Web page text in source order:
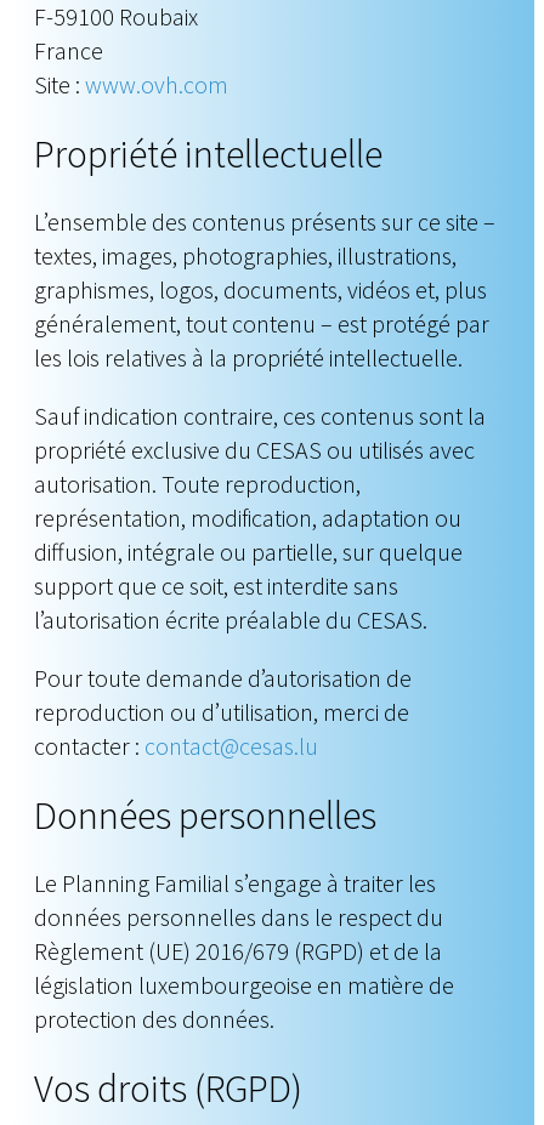
F-59100 Roubaix
France
Site : www.ovh.com
Propriété intellectuelle
L’ensemble des contenus présents sur ce site –
textes, images, photographies, illustrations,
graphismes, logos, documents, vidéos et, plus
généralement, tout contenu – est protégé par
les lois relatives à la propriété intellectuelle.
Sauf indication contraire, ces contenus sont la
propriété exclusive du CESAS ou utilisés avec
autorisation. Toute reproduction,
représentation, modification, adaptation ou
diffusion, intégrale ou partielle, sur quelque
support que ce soit, est interdite sans
l’autorisation écrite préalable du CESAS.
Pour toute demande d’autorisation de
reproduction ou d’utilisation, merci de
contacter : contact@cesas.lu
Données personnelles
Le Planning Familial s’engage à traiter les
données personnelles dans le respect du
Règlement (UE) 2016/679 (RGPD) et de la
législation luxembourgeoise en matière de
protection des données.
Vos droits (RGPD)